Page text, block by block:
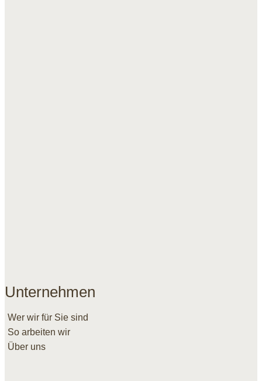
Unternehmen
Wer wir für Sie sind
So arbeiten wir
Über uns